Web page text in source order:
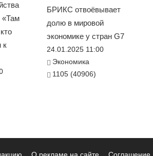
«Там
к
БРИКС отвоёвывает
долю в мировой
экономике у стран G7
24.01.2025 11:00
Экономика
1105 (40906)